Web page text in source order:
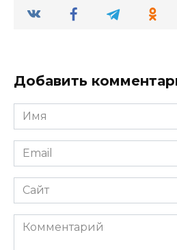
Добавить
Имя
*
Email
*
Сайт
Комментарий